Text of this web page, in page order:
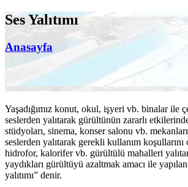
Ses Yalıtımı
Anasayfa
Yaşadığımız konut, okul, işyeri vb. binalar ile
seslerden yalıtarak gürültünün zararlı
stüdyoları, sinema, konser salonu vb.
seslerden yalıtarak gerekli kullanım
hidrofor, kalorifer vb. gürültülü mahalleri
yaydıkları gürültüyü azaltmak amacı ile
yalıtımı” denir.